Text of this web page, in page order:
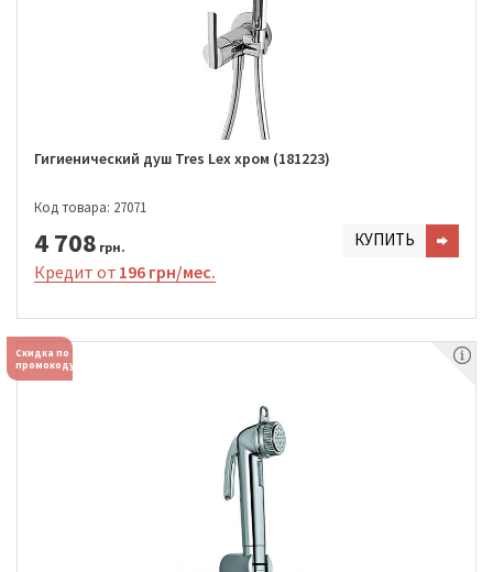
Гигиенический душ Tres Lex хром (181223)
Код товара: 27071
4 708 грн. КУПИТЬ
Кредит от 196 грн/мес.
Скидка по
промокоду